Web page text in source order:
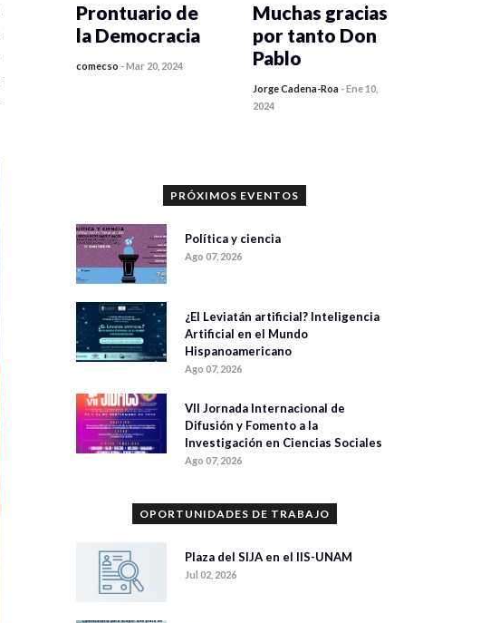
Prontuario de
la Democracia
comecso -Mar 20, 2024
Muchas gracias
por tanto Don
Pablo
Jorge Cadena-Roa -Ene 10,
2024
PRÓXIMOS EVENTOS
Política y ciencia
Ago 07, 2026
¿El Leviatán artificial? Inteligencia
Artificial en el Mundo
Hispanoamericano
Ago 07, 2026
VII Jornada Internacional de
Difusión y Fomento a la
Investigación en Ciencias Sociales
Ago 07, 2026
OPORTUNIDADES DE TRABAJO
Plaza del SIJA en el IIS-UNAM
Jul 02, 2026